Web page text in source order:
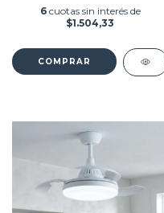
6 cuotas sin interés de
$1.504,33